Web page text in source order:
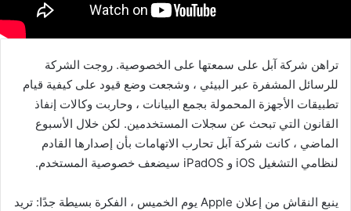
تراهن شركة آبل على سمعتها على الخصوصية. روجت الشركة
للرسائل المشفرة عبر البيئي ، وشجعت وضع قيود على كيفية قيام
تطبيقات الأجهزة المحمولة بجمع البيانات ، وحاربت وكالات إنفاذ
القانون التي تبحث عن سجلات المستخدمين. لكن خلال الأسبوع
الماضي ، كانت شركة آبل تحارب الاتهامات بأن إصدارها القادم
لنظامي التشغيل iOS و iPadOS سيضعف خصوصية المستخدم.
ينبع النقاش من إعلان Apple يوم الخميس ، الفكرة بسيطة جدًا: تريد